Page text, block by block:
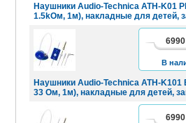
Наушники Audio-Technica ATH-K01
1.5kОм, 1м), накладные для детей,
Наушники Audio-Technica ATH-K101
33 Ом, 1м), накладные для детей,
6990
В
6990